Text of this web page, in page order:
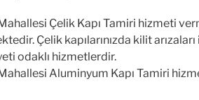
Çelik Kapı Tamiri hizmeti
Çelik kapılarınızda kilit
odaklı hizmetlerdir.
Aluminyum Kapı Tamiri